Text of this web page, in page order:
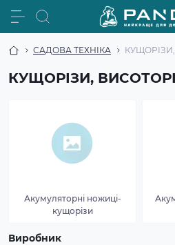
САДОВА ТЕХНІКА
КУЩОРІЗИ,
Акумуляторні ножиці-
кущорізи
Виробник